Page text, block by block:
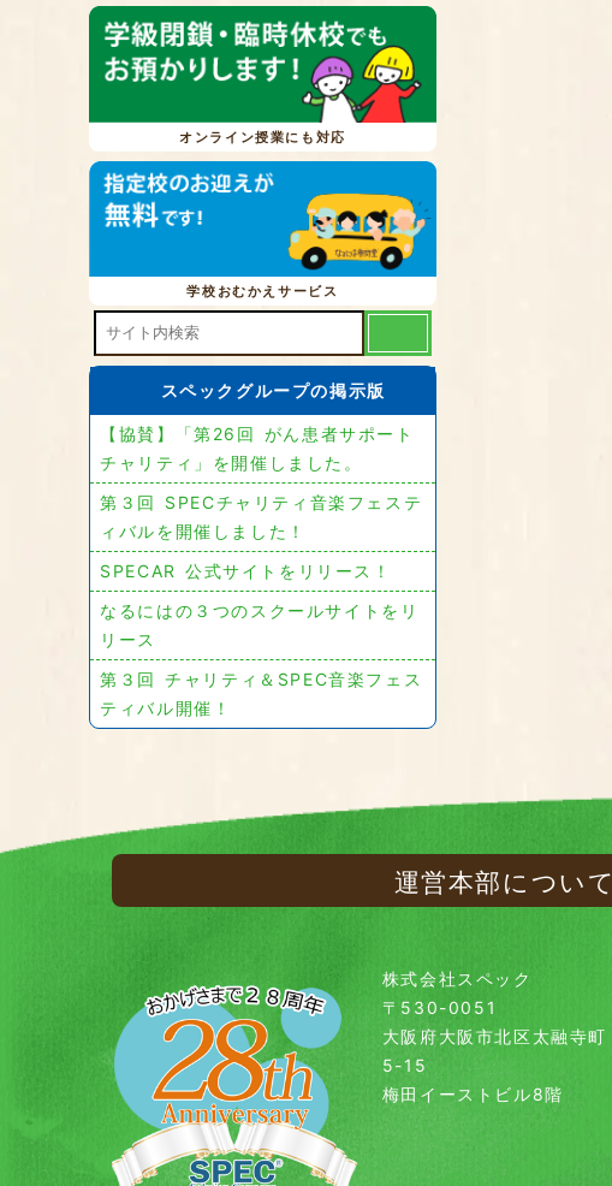
オンライン授業にも対応
学校おむかえサービス
スペックグループの掲示版
【協賛】「第26回 がん患者サポート
チャリティ」を開催しました。
第３回 SPECチャリティ音楽フェステ
ィバルを開催しました！
SPECAR 公式サイトをリリース！
なるにはの３つのスクールサイトをリ
リース
第３回 チャリティ＆SPEC音楽フェス
ティバル開催！
運営本部について
株式会社スペック
〒530-0051
大阪府大阪市北区太融寺町
5-15
梅田イーストビル8階